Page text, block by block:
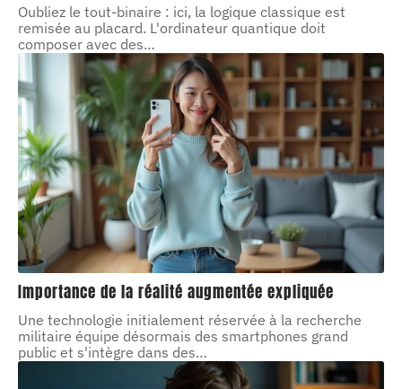
Oubliez le tout-binaire : ici, la logique classique est
remisée au placard. L'ordinateur quantique doit
composer avec des…
Importance de la réalité augmentée expliquée
Une technologie initialement réservée à la recherche
militaire équipe désormais des smartphones grand
public et s'intègre dans des…